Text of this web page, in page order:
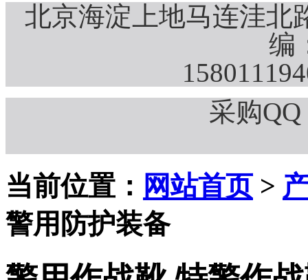
北京海淀上地马连洼北
编
采购QQ
当前位置： 网站首页>
警用防护装备